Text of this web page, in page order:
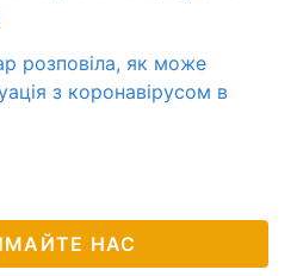
розповіла, як може
з коронавірусом в
НАС